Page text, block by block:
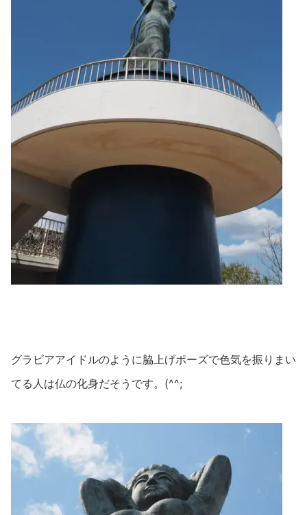
グラビアアイドルのように脇上げポーズで色気を振りまい
てる人は仏の化身だそうです。(^^;